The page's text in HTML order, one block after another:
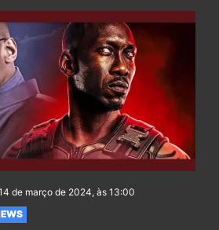
de março de 2024, às 13:00